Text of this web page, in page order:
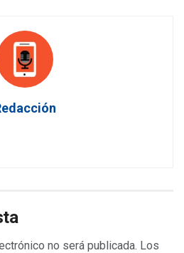
no será publicada. Los